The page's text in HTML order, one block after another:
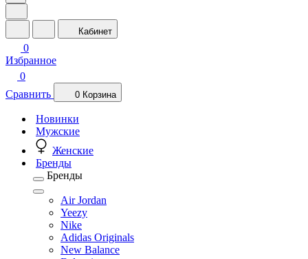
Кабинет
0
Избранное
0
Сравнить
0 Корзина
Новинки
Мужские
Женские
Бренды
Бренды
Air Jordan
Yeezy
Nike
Adidas Originals
New Balance